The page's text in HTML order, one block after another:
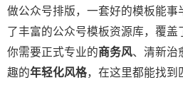
做公众号排版，一套好的模板能事
了丰富的公众号模板资源库，覆盖
你需要正式专业的商务风、清新治
趣的年轻化风格，在这里都能找到